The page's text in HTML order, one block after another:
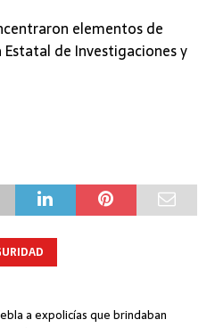
elementos de
Estatal de Investigaciones y
a expolicías que brindaban